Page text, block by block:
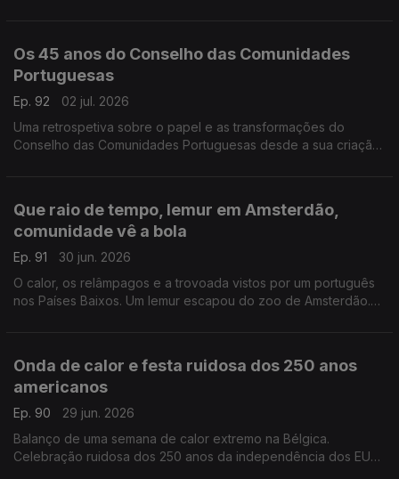
Os 45 anos do Conselho das Comunidades
Portuguesas
Ep. 92
02 jul. 2026
Uma retrospetiva sobre o papel e as transformações do
Conselho das Comunidades Portuguesas desde a sua criação
Que raio de tempo, lemur em Amsterdão,
comunidade vê a bola
Ep. 91
30 jun. 2026
O calor, os relâmpagos e a trovoada vistos por um português
nos Países Baixos. Um lemur escapou do zoo de Amsterdão.
Onda de calor e festa ruidosa dos 250 anos
americanos
Ep. 90
29 jun. 2026
Balanço de uma semana de calor extremo na Bélgica.
Celebração ruidosa dos 250 anos da independência dos EUA